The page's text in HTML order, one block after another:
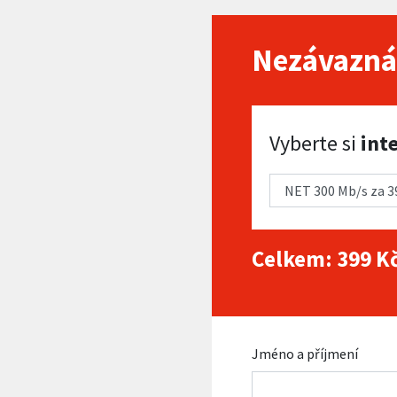
Vyberte si internet
Vyberte si
Celkem: 399
Jméno a příjmení